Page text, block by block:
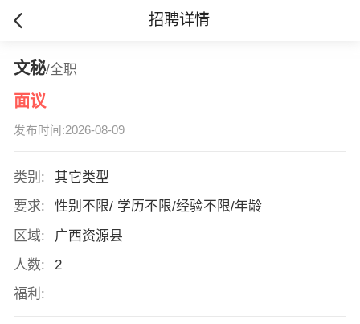
招聘详情
文秘/全职
面议
发布时间:2026-08-09
类别:
其它类型
要求:
性别不限/ 学历不限/经验不限/年龄
区域:
广西资源县
人数:
2
福利: